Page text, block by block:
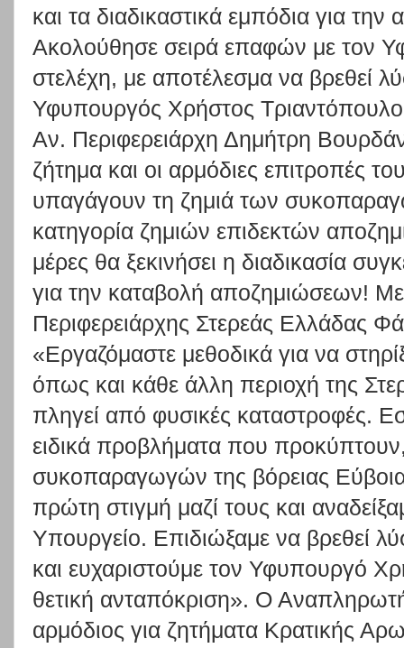
και τα διαδικαστικά εμπόδια για
Ακολούθησε σειρά επαφών με τον
στελέχη, με αποτέλεσμα να βρεθεί
Υφυπουργός Χρήστος
Αν. Περιφερειάρχη Δημήτρη
ζήτημα και οι αρμόδιες επιτροπές
υπαγάγουν τη ζημιά των
κατηγορία ζημιών επιδεκτών
μέρες θα ξεκινήσει η διαδικασία
για την καταβολή αποζημιώσεων!
Περιφερειάρχης Στερεάς Ελλάδας
«Εργαζόμαστε μεθοδικά για να
όπως και κάθε άλλη περιοχή της
πληγεί από φυσικές καταστροφές.
ειδικά προβλήματα που
συκοπαραγωγών της βόρειας
πρώτη στιγμή μαζί τους και
Υπουργείο. Επιδιώξαμε να βρεθεί
και ευχαριστούμε τον Υφυπουργό
θετική ανταπόκριση». Ο
αρμόδιος για ζητήματα Κρατικής